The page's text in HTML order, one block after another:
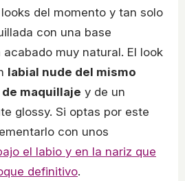
del momento y tan solo
con una base
muy natural. El look
labial nude del mismo
maquillaje y de un
glossy. Si optas por este
con unos
el labio y en la nariz que
definitivo.